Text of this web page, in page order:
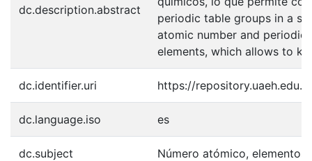
dc.description.abstract
periodic table groups in a
atomic number and
elements, which allows to
dc.identifier.uri https://
dc.language.iso es
dc.subject Número atómico,